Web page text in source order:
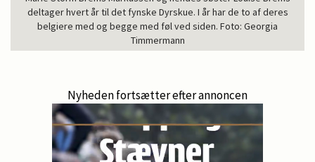
deltager hvert år til det fynske Dyrskue. I år har de to af deres
belgiere med og begge med føl ved siden. Foto: Georgia
Timmermann
Nyheden fortsætter efter annoncen